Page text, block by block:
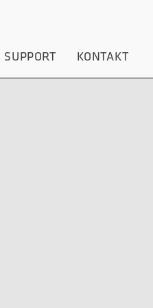
SUPPORT KONTAKT